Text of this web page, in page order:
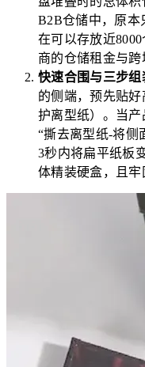
B2B仓储中，原本
在可以存放近
商的仓储租金与跨
快速合围与三步组
的侧端，预先贴
护离型纸）。当
“撕去离型纸-将侧
3秒内将扁平纸板
体精装硬盒，且牢